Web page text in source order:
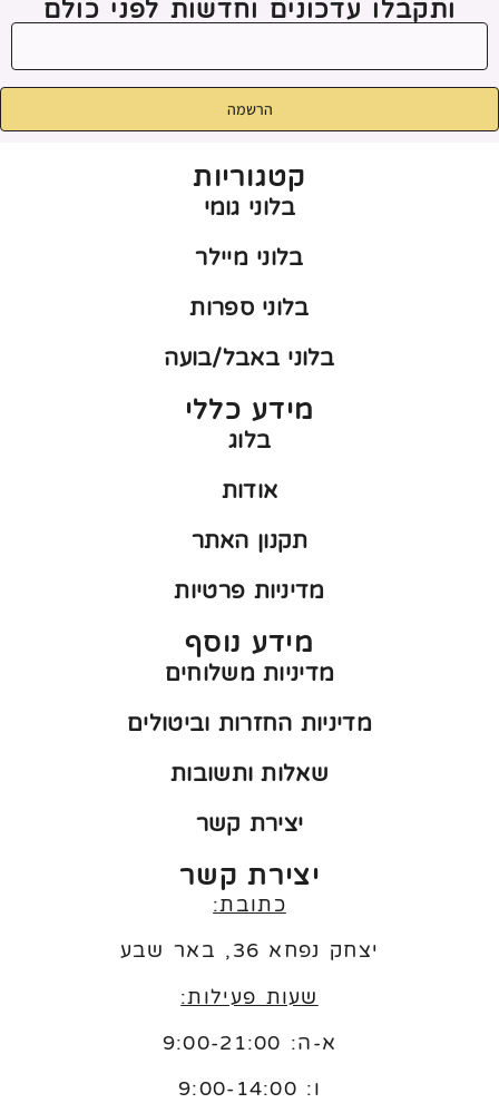
ותקבלו עדכונים וחדשות לפני כולם
הרשמה
קטגוריות
בלוני גומי
בלוני מיילר
בלוני ספרות
בלוני באבל/בועה
מידע כללי
בלוג
אודות
תקנון האתר
מדיניות פרטיות
מידע נוסף
מדיניות משלוחים
מדיניות החזרות וביטולים
שאלות ותשובות
יצירת קשר
יצירת קשר
כתובת:
יצחק נפחא 36, באר שבע
שעות פעילות:
א-ה: 9:00-21:00
ו: 9:00-14:00